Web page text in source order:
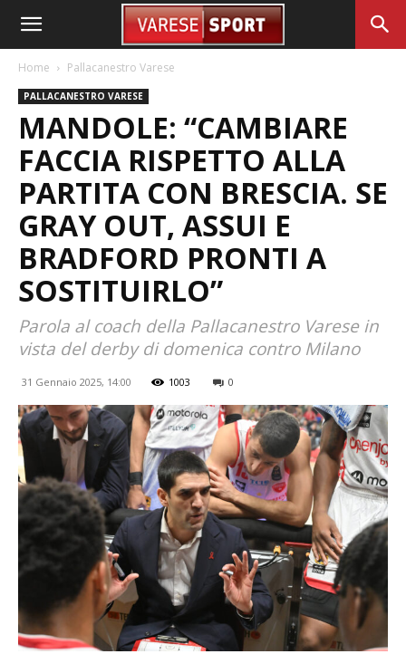
Home Pallacanestro Varese
PALLACANESTRO VARESE
MANDOLE: “CAMBIARE
FACCIA RISPETTO ALLA
PARTITA CON BRESCIA. SE
GRAY OUT, ASSUI E
BRADFORD PRONTI A
SOSTITUIRLO”
Parola al coach della Pallacanestro Varese in
vista del derby di domenica contro Milano
31 Gennaio 2025, 14:00 1003 0